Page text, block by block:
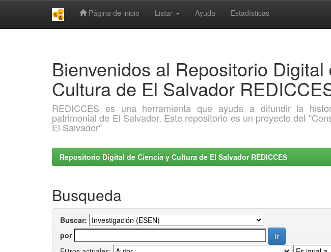
Página de inicio Listar Ayuda Estadísticas
Bienvenidos al Repositorio
Cultura de El Salvador
REDICCES es una herramienta que ayuda a difundir la
patrimonial de El Salvador. Este repositorio es un proyecto del
El Salvador"
Repositorio Digital de Ciencia y Cultura de El Salvador REDICCES
Busqueda
Buscar:
por